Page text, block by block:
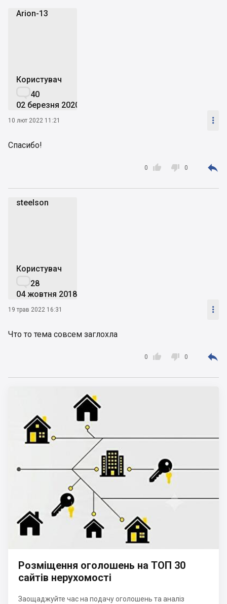
Arion-13
Користувач
40
02 березня 2020
10 лют 2022 11:21 
Спасибо!

0  0 
steelson
Користувач
28
04 жовтня 2018
19 трав 2022 16:31 
Что то тема совсем заглохла

0  0 
Розміщення оголошень на ТОП 30
сайтів нерухомості
Заощаджуйте час на подачу оголошень та аналіз